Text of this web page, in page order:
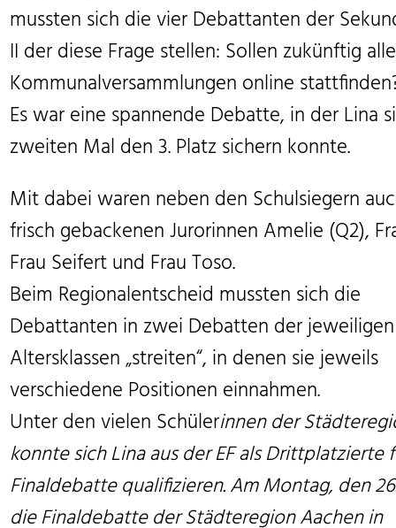
mussten sich die vier Debattanten der
II der diese Frage stellen: Sollen zukünftig alle
Kommunalversammlungen online
Es war eine spannende Debatte, in der Lina
zweiten Mal den 3. Platz sichern konnte.
Mit dabei waren neben den Schulsiegern
frisch gebackenen Jurorinnen Amelie (Q2),
Frau Seifert und Frau Toso.
Beim Regionalentscheid mussten sich die
Debattanten in zwei Debatten der jeweiligen
Altersklassen „streiten“, in denen sie jeweils
verschiedene Positionen einnahmen.
Unter den vielen Schülerinnen der
konnte sich Lina aus der EF als Drittplatzierte
Finaldebatte qualifizieren. Am Montag, den
die Finaldebatte der Städteregion Aachen in